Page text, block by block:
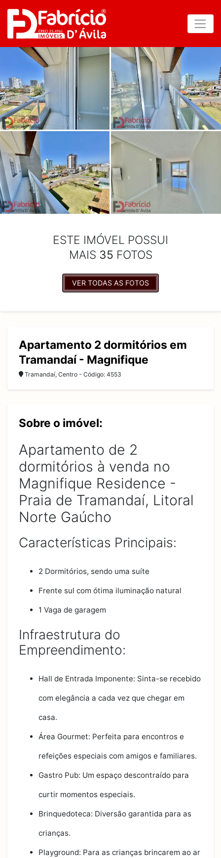
ESTE IMÓVEL POSSUI
MAIS 35 FOTOS
VER TODAS AS FOTOS
Apartamento 2 dormitórios em
Tramandaí - Magnifique
Tramandaí, Centro - Código: 4553
Sobre o imóvel:
Apartamento de 2
dormitórios à venda no
Magnifique Residence -
Praia de Tramandaí, Litoral
Norte Gaúcho
Características Principais:
2 Dormitórios, sendo uma suíte
Frente sul com ótima iluminação natural
1 Vaga de garagem
Infraestrutura do
Empreendimento:
Hall de Entrada Imponente: Sinta-se recebido
com elegância a cada vez que chegar em
casa.
Área Gourmet: Perfeita para encontros e
refeições especiais com amigos e familiares.
Gastro Pub: Um espaço descontraído para
curtir momentos especiais.
Brinquedoteca: Diversão garantida para as
crianças.
Playground: Para as crianças brincarem ao ar